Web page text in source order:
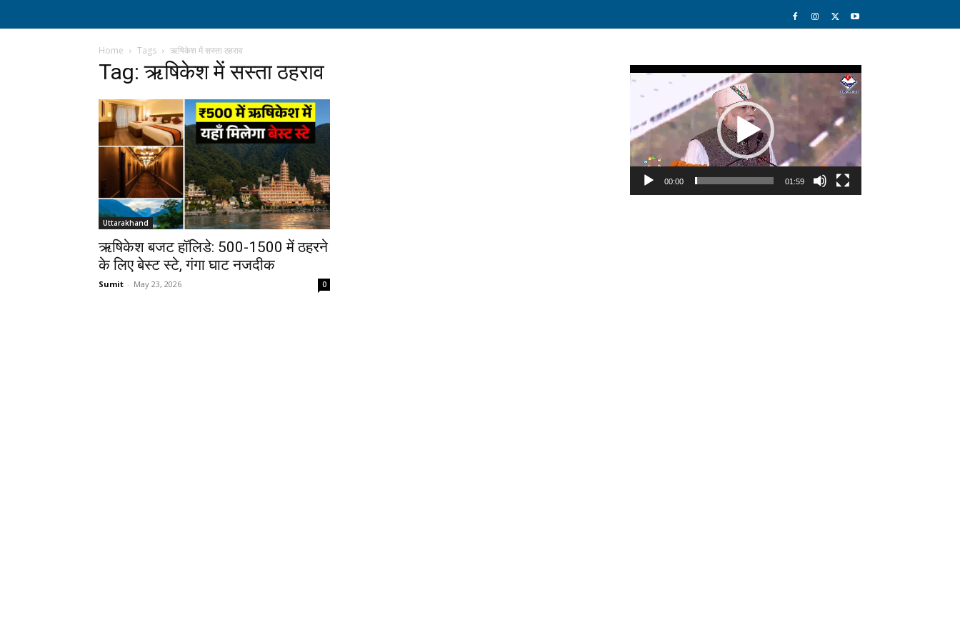
Home Tags ऋषिकेश में सस्ता ठहराव
Tag: ऋषिकेश में सस्ता ठहराव
Uttarakhand
ऋषिकेश बजट हॉलिडे: ₹500-1500 में ठहरने
के लिए बेस्ट स्टे, गंगा घाट नजदीक
Sumit - May 23, 2026 0
Video
Player
00:00 01:59